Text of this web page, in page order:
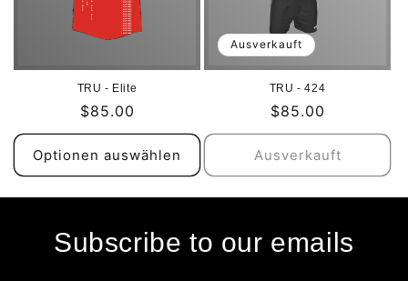
TRU - Elite
Normaler
Preis
$85.00
Optionen auswählen
Ausverkauft
TRU - 424
Normaler
Preis
$85.00
Ausverkauft
Subscribe to our emails